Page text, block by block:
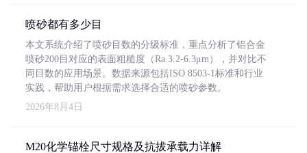
喷砂都有多少目
本文系统介绍了喷砂目数的分级标准，重点分析了铝合金
喷砂200目对应的表面粗糙度（Ra 3.2-6.3μm），并对比不
同目数的应用场景。数据来源包括ISO 8503-1标准和行业
实践，帮助用户根据需求选择合适的喷砂参数。
2026年8月4日
M20化学锚栓尺寸规格及抗拔承载力详解